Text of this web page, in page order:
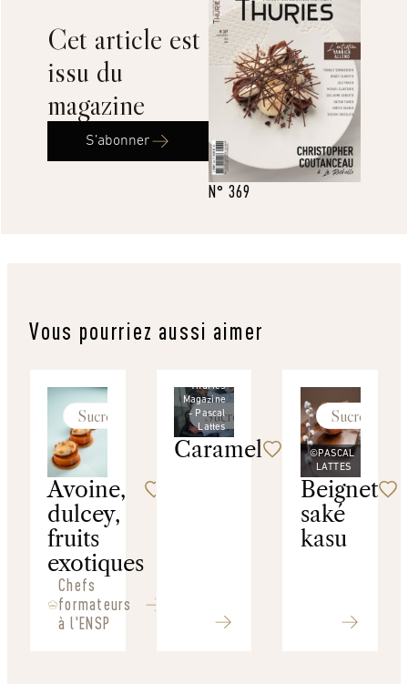
Cet article est
issu du
magazine
S’abonner
N° 369
Vous pourriez aussi aimer
Sucré
Avoine,
dulcey,
fruits
exotiques
Chefs
formateurs
à l'ENSP
Thuries
Magazine
- Pascal
Lattes
Sucré
Caramel
©PASCAL
LATTES
Sucré
Beignet
saké
kasu